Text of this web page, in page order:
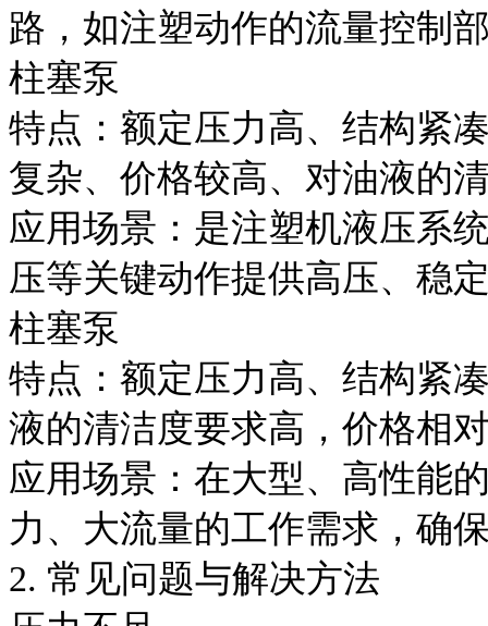
路，如注塑动作的流量控制
柱塞泵
特点：额定压力高、结构紧
复杂、价格较高、对油液的
应用场景：是注塑机液压系
压等关键动作提供高压、稳
柱塞泵
特点：额定压力高、结构紧
液的清洁度要求高，价格相
应用场景：在大型、高性能
力、大流量的工作需求，确
2. 常见问题与解决方法